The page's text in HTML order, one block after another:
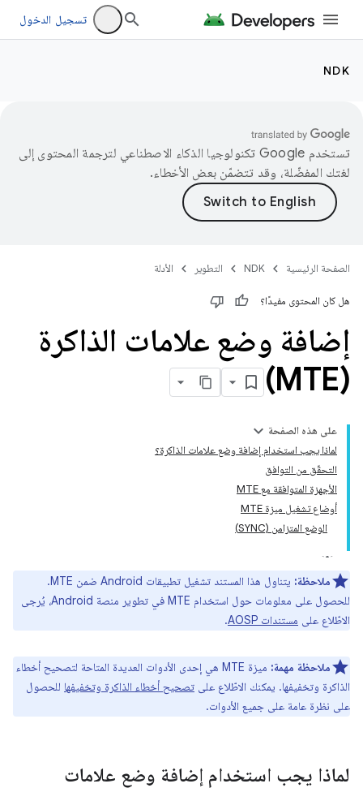
تسجيل الدخول
NDK
تستخدم Google تكنولوجيا الذكاء الاصطناعي لترجمة المحتوى إلى
لغتك المفضّلة، وقد تتضمّن بعض الأخطاء.
الصفحة الرئيسية NDK التطوير الأدلة
هل كان المحتوى مفيدًا؟
إضافة وضع علامات الذاكرة
(MTE)
على هذه الصفحة
لماذا يجب استخدام إضافة وضع علامات الذاكرة؟
التحقّق من التوافق
الأجهزة المتوافقة مع MTE
أوضاع تشغيل ميزة MTE
الوضع المتزامن (SYNC)
ملاحظة:
يتناول هذا المستند تشغيل تطبيقات Android ضمن MTE.
للحصول على معلومات حول استخدام MTE في تطوير منصة Android، يُرجى
الاطّلاع على مستندات AOSP .
ملاحظة مهمة:
ميزة MTE هي إحدى الأدوات العديدة المتاحة لتصحيح أخطاء
الذاكرة وتخفيفها. يمكنك الاطّلاع على تصحيح أخطاء الذاكرة وتخفيفها للحصول
على نظرة عامة على جميع الأدوات.
لماذا يجب استخدام إضافة وضع علامات